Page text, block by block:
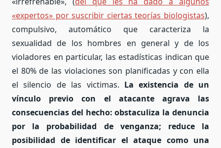
«expertos» por suscribir ciertas teorías biologistas),
compulsivo, automático que caracteriza la
sexualidad de los hombres en general y de los
violadores en particular, las estadísticas indican que
el 80% de las violaciones son planificadas y con ella
el silencio de las victimas. La existencia de un
vínculo previo con el atacante agrava las
consecuencias del hecho: obstaculiza la denuncia
por la probabilidad de venganza; reduce la
posibilidad de identificar el ataque como una